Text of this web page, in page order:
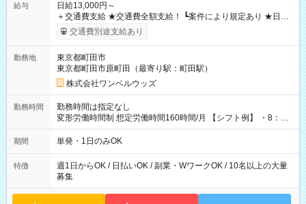
給与
日給13,000円～
＋交通費支給 ★交通費全額支給！ ┗案件により規定あり ★日払
いOK！（規定あり） ┗働いたその日に現金GET♪ お仕事後はコ
ンビニATMから 日払い分を引き落とせます！ 【試用期間】試
交通費別途支給あり
勤務地
東京都町田市
東京都町田市原町田（最寄り駅：町田駅）
株式会社ワンベルウッズ
勤務時間
勤務時間は指定なし
変形労働時間制 想定労働時間160時間/月 【シフト例】 ・8：00
～21：00
期間 単発・1日のみOK
特徴
週1日からOK / 日払いOK / 副業・WワークOK / 10名以上の大量
募集